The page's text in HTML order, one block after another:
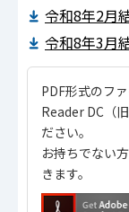
令和8年2月
令和8年3月
PDF形式のフ
Reader DC（
ださい。
お持ちでない
きます。